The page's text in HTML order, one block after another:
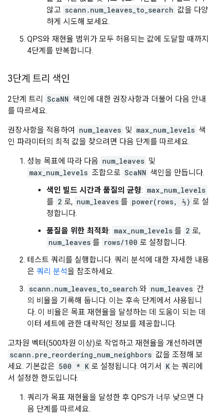
않고 scann.num_leaves_to_search 값을 다양
하게 시도해 보세요.
QPS와 재현율 범위가 모두 허용되는 값에 도달할 때까지
4단계를 반복합니다.
3단계 트리 색인
2단계 트리 ScaNN 색인에 대한 권장사항과 더불어 다음 안내
를 따르세요.
권장사항을 적용하여 num_leaves 및 max_num_levels 색
인 파라미터의 최적 값을 찾으려면 다음 단계를 따르세요.
성능 목표에 따라 다음 num_leaves 및
max_num_levels 조합으로 ScaNN 색인을 만듭니다.
색인 빌드 시간과 품질의 균형: max_num_levels
를 2 로, num_leaves 를 power(rows, ⅔) 로 설
정합니다.
품질을 위한 최적화: max_num_levels 를 2 로,
num_leaves 를 rows/100 로 설정합니다.
테스트 쿼리를 실행합니다. 쿼리 분석에 대한 자세한 내용
은 쿼리 분석을 참조하세요.
scann.num_leaves_to_search 와 num_leaves 간
의 비율을 기록해 둡니다. 이는 후속 단계에서 사용됩니
다. 이 비율은 목표 재현율을 달성하는 데 도움이 되는 데
이터 세트에 관한 대략적인 정보를 제공합니다.
고차원 벡터(500차원 이상)로 작업하고 재현율을 개선하려면
scann.pre_reordering_num_neighbors 값을 조정해 보
세요. 기본값은 500 * K 로 설정됩니다. 여기서 K 는 쿼리에
서 설정한 한도입니다.
쿼리가 목표 재현율을 달성한 후 QPS가 너무 낮으면 다
음 단계를 따르세요.